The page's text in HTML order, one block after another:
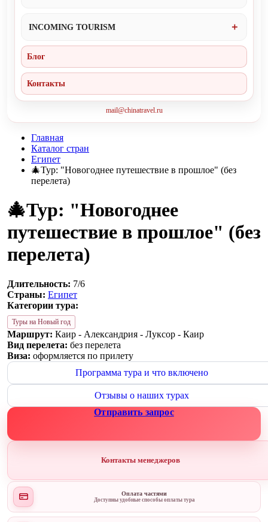
INCOMING TOURISM
Блог
Контакты
mail@chinatravel.ru
Главная
Каталог стран
Египет
🎄Тур: "Новогоднее путешествие в прошлое" (без
перелета)
🎄Тур: "Новогоднее
путешествие в прошлое" (без
перелета)
Длительность: 7/6
Страны: Египет
Категории тура:
Туры на Новый год
Маршрут: Каир - Александрия - Луксор - Каир
Вид перелета: без перелета
Виза: оформляется по прилету
Программа тура и что включено
Отзывы о наших турах
Отправить запрос
Контакты менеджеров
Оплата частями
Доступны удобные способы оплаты тура